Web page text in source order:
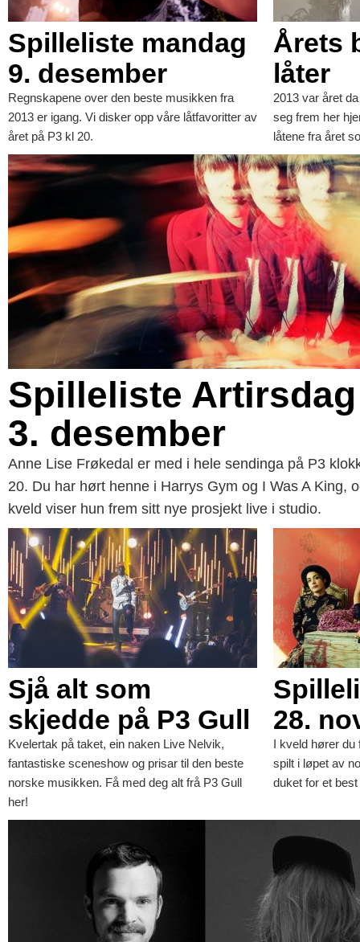
Spilleliste mandag
9. desember
Regnskapene over den beste musikken fra
2013 er igang. Vi disker opp våre låtfavoritter av
året på P3 kl 20.
Årets
låter
2013 var året
seg frem her
låtene fra året
Spilleliste Artirsdag
3. desember
Anne Lise Frøkedal er med i hele sendinga på P3
20. Du har hørt henne i Harrys Gym og I Was A King,
kveld viser hun frem sitt nye prosjekt live i studio.
Sjå alt som
skjedde på P3 Gull
Kvelertak på taket, ein naken Live Nelvik,
fantastiske sceneshow og prisar til den beste
norske musikken. Få med deg alt frå P3 Gull
her!
28.
I kveld hører du
spilt i løpet av
duket for et